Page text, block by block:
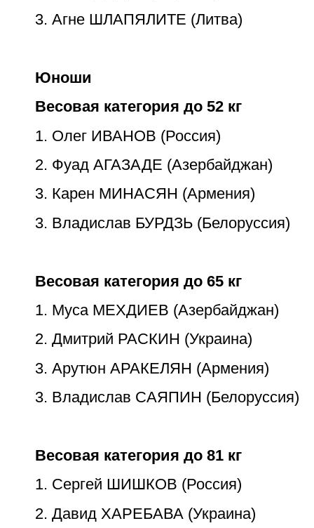
3. Агне ШЛАПЯЛИТЕ (Литва)
Юноши
Весовая категория до 52 кг
1. Олег ИВАНОВ (Россия)
2. Фуад АГАЗАДЕ (Азербайджан)
3. Карен МИНАСЯН (Армения)
3. Владислав БУРДЗЬ (Белоруссия)
Весовая категория до 65 кг
1. Муса МЕХДИЕВ (Азербайджан)
2. Дмитрий РАСКИН (Украина)
3. Арутюн АРАКЕЛЯН (Армения)
3. Владислав САЯПИН (Белоруссия)
Весовая категория до 81 кг
1. Сергей ШИШКОВ (Россия)
2. Давид ХАРЕБАВА (Украина)